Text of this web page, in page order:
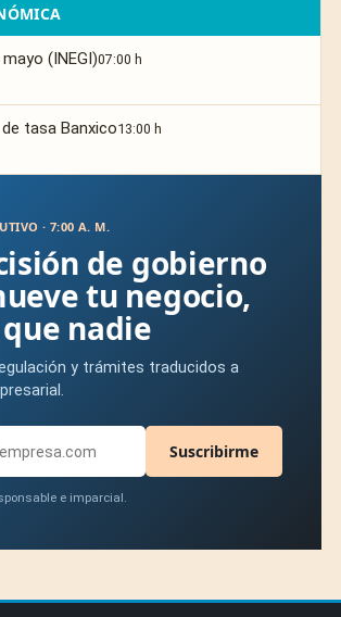
(INEGI)07:00 h
tasa Banxico13:00 h
· 7:00 A. M.
de gobierno
tu negocio,
nadie
y trámites traducidos a
Suscribirme
e imparcial.